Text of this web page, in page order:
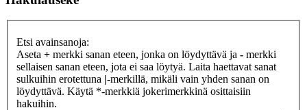
Etsi avainsanoja:
Aseta + merkki sanan eteen, jonka on löydyttävä ja - merkki
sellaisen sanan eteen, jota ei saa löytyä. Laita haettavat sanat
sulkuihin erotettuna |-merkillä, mikäli vain yhden sanan on
löydyttävä. Käytä *-merkkiä jokerimerkkinä osittaisiin
hakuihin.